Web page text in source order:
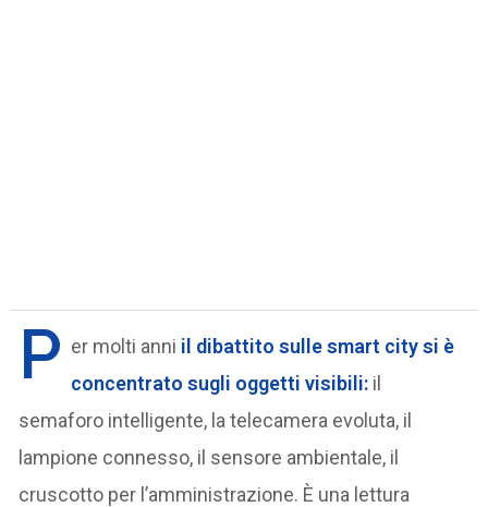
P er molti anni il dibattito sullesmart citysi è
concentrato sugli oggetti visibili: il
semaforo intelligente, la telecamera evoluta, il
lampione connesso, il sensore ambientale, il
cruscotto per l’amministrazione. È una lettura